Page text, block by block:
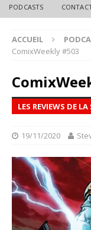
PODCASTS
ACCUEIL
ComixWeekly #503
LES REVIEWS DE
19/11/2020